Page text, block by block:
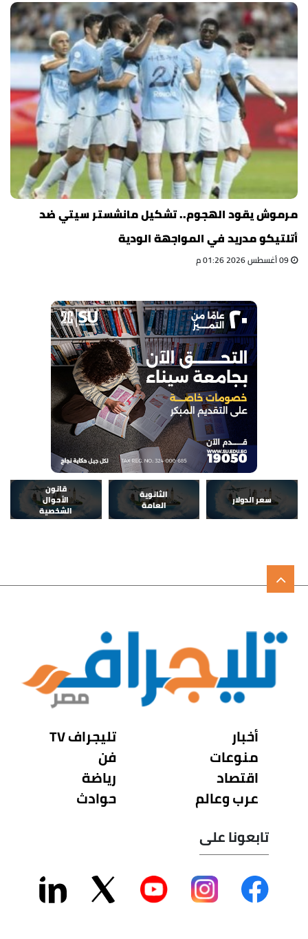
مرموش يقود الهجوم.. تشكيل مانشستر سيتي ضد
أتلتيكو مدريد في المواجهة الودية
سعر الدولار
الثانوية
العامة
قانون
الأحوال
الشخصية
أخبار
منوعات
اقتصاد
عرب وعالم
تليجراف TV
فن
رياضة
حوادث
تابعونا على